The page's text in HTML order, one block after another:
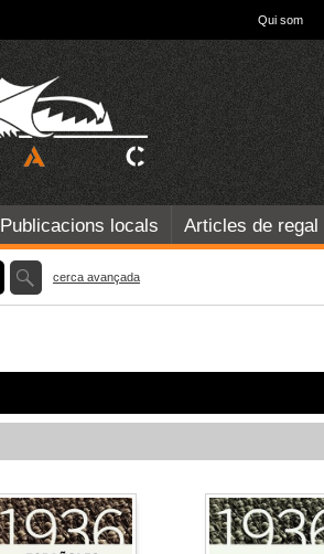
Qui som
Publicacions locals Articles de regal
cerca avançada